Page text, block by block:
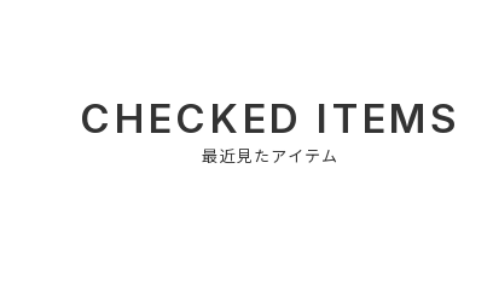
CHECKED ITEMS
最近見たアイテム